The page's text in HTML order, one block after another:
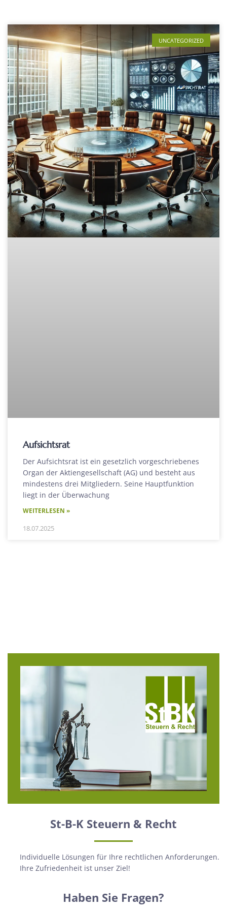
UNCATEGORIZED
Aufsichtsrat
Der Aufsichtsrat ist ein gesetzlich vorgeschriebenes
Organ der Aktiengesellschaft (AG) und besteht aus
mindestens drei Mitgliedern. Seine Hauptfunktion
liegt in der Überwachung
WEITERLESEN »
18.07.2025
St-B-K Steuern & Recht
Individuelle Lösungen für Ihre rechtlichen Anforderungen.
Ihre Zufriedenheit ist unser Ziel!
Haben Sie Fragen?